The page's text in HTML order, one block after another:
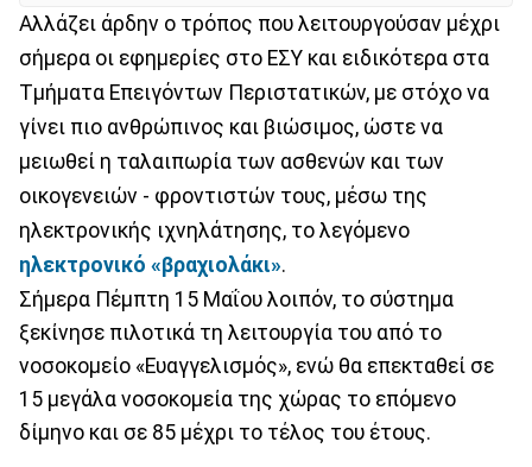
Αλλάζει άρδην ο τρόπος που λειτουργούσαν μέχρι
σήμερα οι εφημερίες στο ΕΣΥ και ειδικότερα στα
Τμήματα Επειγόντων Περιστατικών, με στόχο να
γίνει πιο ανθρώπινος και βιώσιμος, ώστε να
μειωθεί η ταλαιπωρία των ασθενών και των
οικογενειών - φροντιστών τους, μέσω της
ηλεκτρονικής ιχνηλάτησης, το λεγόμενο
ηλεκτρονικό «βραχιολάκι».
Σήμερα Πέμπτη 15 Μαΐου λοιπόν, το σύστημα
ξεκίνησε πιλοτικά τη λειτουργία του από το
νοσοκομείο «Ευαγγελισμός», ενώ θα επεκταθεί σε
15 μεγάλα νοσοκομεία της χώρας το επόμενο
δίμηνο και σε 85 μέχρι το τέλος του έτους.